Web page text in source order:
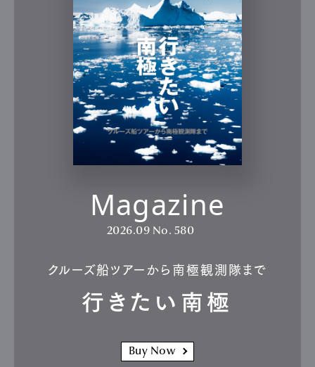
Magazine
2026.09 No. 580
クルーズ船ツアーから南極観測隊まで
行きたい南極
Buy Now